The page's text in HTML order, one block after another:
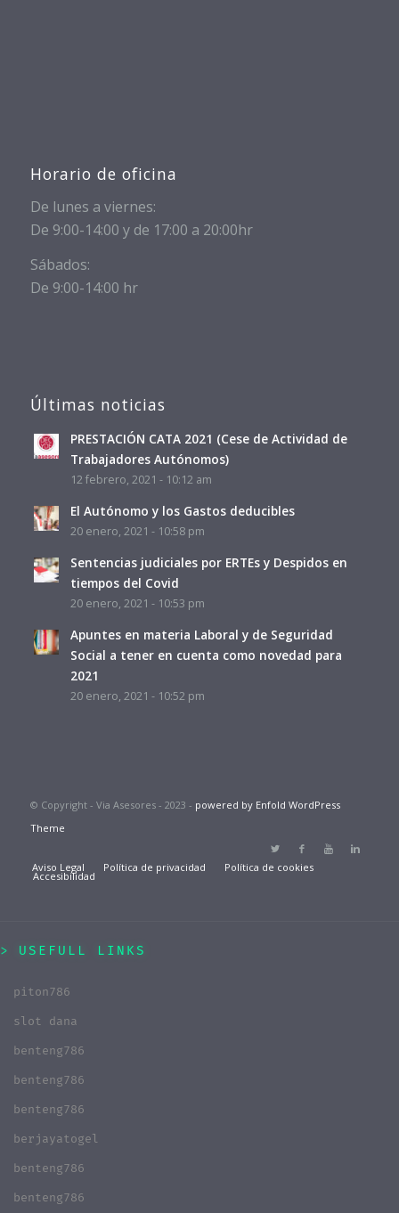
Horario de oficina
De lunes a viernes:
De 9:00-14:00 y de 17:00 a 20:00hr
Sábados:
De 9:00-14:00 hr
Últimas noticias
PRESTACIÓN CATA 2021 (Cese de Actividad de
Trabajadores Autónomos)
12 febrero, 2021 - 10:12 am
El Autónomo y los Gastos deducibles
20 enero, 2021 - 10:58 pm
Sentencias judiciales por ERTEs y Despidos en
tiempos del Covid
20 enero, 2021 - 10:53 pm
Apuntes en materia Laboral y de Seguridad
Social a tener en cuenta como novedad para
2021
20 enero, 2021 - 10:52 pm
© Copyright - Via Asesores - 2023 - powered by Enfold WordPress
Theme
Aviso Legal Política de privacidad Política de cookies
Accesibilidad
USEFULL LINKS
piton786
slot dana
benteng786
benteng786
benteng786
berjayatogel
benteng786
benteng786